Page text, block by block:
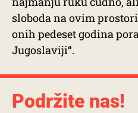
sloboda na ovim
onih pedeset godina
Jugoslaviji“.
Podržite nas!